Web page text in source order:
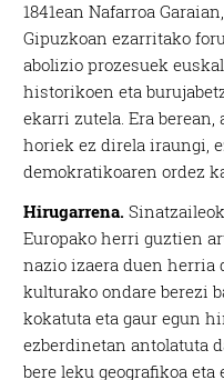
1841ean Nafarroa
Gipuzkoan ezarritako
abolizio prozesuek
historikoen eta
ekarri zutela. Era
horiek ez direla iraungi,
demokratikoaren ordez
Hirugarrena.
Europako herri guztien
nazio izaera duen herria
kulturako ondare berezi
kokatuta eta gaur egun
ezberdinetan antolatuta
bere leku geografikoa